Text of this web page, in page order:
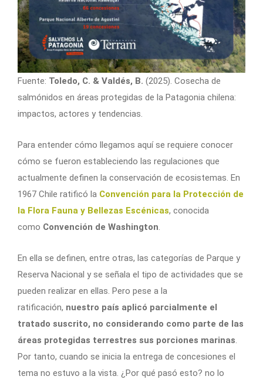
Fuente: Toledo, C. & Valdés, B. (2025). Cosecha de
salmónidos en áreas protegidas de la Patagonia chilena:
impactos, actores y tendencias.
Para entender cómo llegamos aquí se requiere conocer
cómo se fueron estableciendo las regulaciones que
actualmente definen la conservación de ecosistemas. En
1967 Chile ratificó la Convención para la Protección de
la Flora Fauna y Bellezas Escénicas, conocida
como Convención de Washington.
En ella se definen, entre otras, las categorías de Parque y
Reserva Nacional y se señala el tipo de actividades que se
pueden realizar en ellas. Pero pese a la
ratificación, nuestro país aplicó parcialmente el
tratado suscrito, no considerando como parte de las
áreas protegidas terrestres sus porciones marinas.
Por tanto, cuando se inicia la entrega de concesiones el
tema no estuvo a la vista. ¿Por qué pasó esto? no lo